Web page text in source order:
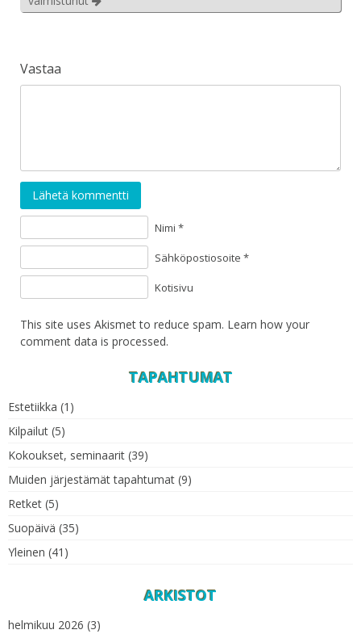
Vastaa
Lähetä kommentti
Nimi *
Sähköpostiosoite *
Kotisivu
This site uses Akismet to reduce spam. Learn how your
comment data is processed.
TAPAHTUMAT
Estetiikka (1)
Kilpailut (5)
Kokoukset, seminaarit (39)
Muiden järjestämät tapahtumat (9)
Retket (5)
Suopäivä (35)
Yleinen (41)
ARKISTOT
helmikuu 2026 (3)